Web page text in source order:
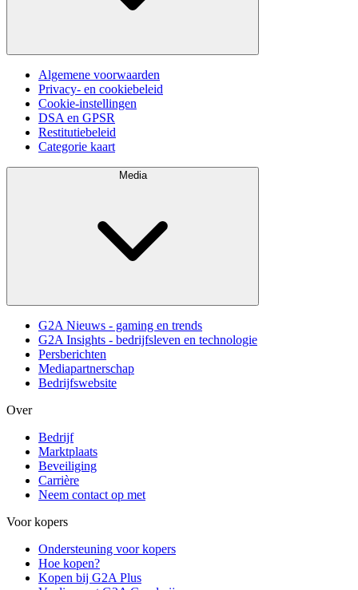
Algemene voorwaarden
Privacy- en cookiebeleid
Cookie-instellingen
DSA en GPSR
Restitutiebeleid
Categorie kaart
Media
G2A Nieuws - gaming en trends
G2A Insights - bedrijfsleven en technologie
Persberichten
Mediapartnerschap
Bedrijfswebsite
Over
Bedrijf
Marktplaats
Beveiliging
Carrière
Neem contact op met
Voor kopers
Ondersteuning voor kopers
Hoe kopen?
Kopen bij G2A Plus